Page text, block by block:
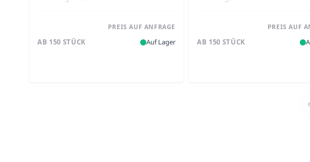
PREIS AUF ANFRAGE
AB 150 STÜCK Auf Lager
PREIS AUF
AB 150 STÜCK